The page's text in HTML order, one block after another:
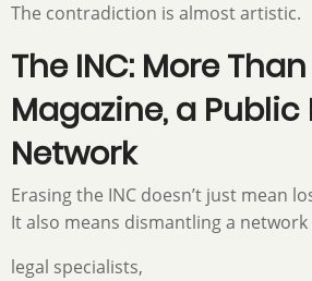
The contradiction is almost artistic.
The INC: More
Magazine, a Public
Network
Erasing the INC doesn’t just mean
It also means dismantling a network
legal specialists,